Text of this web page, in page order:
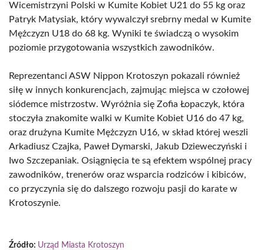
Wicemistrzyni Polski w Kumite Kobiet U21 do 55 kg oraz
Patryk Matysiak, który wywalczył srebrny medal w Kumite
Mężczyzn U18 do 68 kg. Wyniki te świadczą o wysokim
poziomie przygotowania wszystkich zawodników.
Reprezentanci ASW Nippon Krotoszyn pokazali również
siłę w innych konkurencjach, zajmując miejsca w czołowej
siódemce mistrzostw. Wyróżnia się Zofia Łopaczyk, która
stoczyła znakomite walki w Kumite Kobiet U16 do 47 kg,
oraz drużyna Kumite Mężczyzn U16, w skład której weszli
Arkadiusz Czajka, Paweł Dymarski, Jakub Dzieweczyński i
Iwo Szczepaniak. Osiągnięcia te są efektem wspólnej pracy
zawodników, trenerów oraz wsparcia rodziców i kibiców,
co przyczynia się do dalszego rozwoju pasji do karate w
Krotoszynie.
Źródło: Urząd Miasta Krotoszyn